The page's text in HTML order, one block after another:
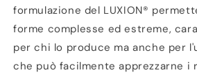
formulazione del LUXION®
forme complesse ed estreme,
per chi lo produce ma anche per
che può facilmente apprezzarne i